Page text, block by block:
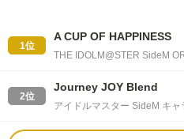
1位
A CUP OF HAPPINESS
THE IDOLM@STER SideM
2位
Journey JOY Blend
アイドルマスター SideM キ